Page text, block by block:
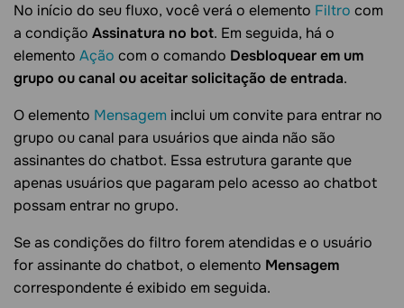
No início do seu fluxo, você verá o elemento Filtro com
a condição Assinatura no bot. Em seguida, há o
elemento Ação com o comando Desbloquear em um
grupo ou canal ou aceitar solicitação de entrada.
O elemento Mensagem inclui um convite para entrar no
grupo ou canal para usuários que ainda não são
assinantes do chatbot. Essa estrutura garante que
apenas usuários que pagaram pelo acesso ao chatbot
possam entrar no grupo.
Se as condições do filtro forem atendidas e o usuário
for assinante do chatbot, o elemento Mensagem
correspondente é exibido em seguida.